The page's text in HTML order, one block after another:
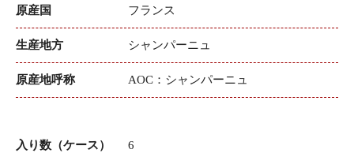
原産国 フランス
生産地方 シャンパーニュ
原産地呼称 AOC：シャンパーニュ
入り数（ケース） 6